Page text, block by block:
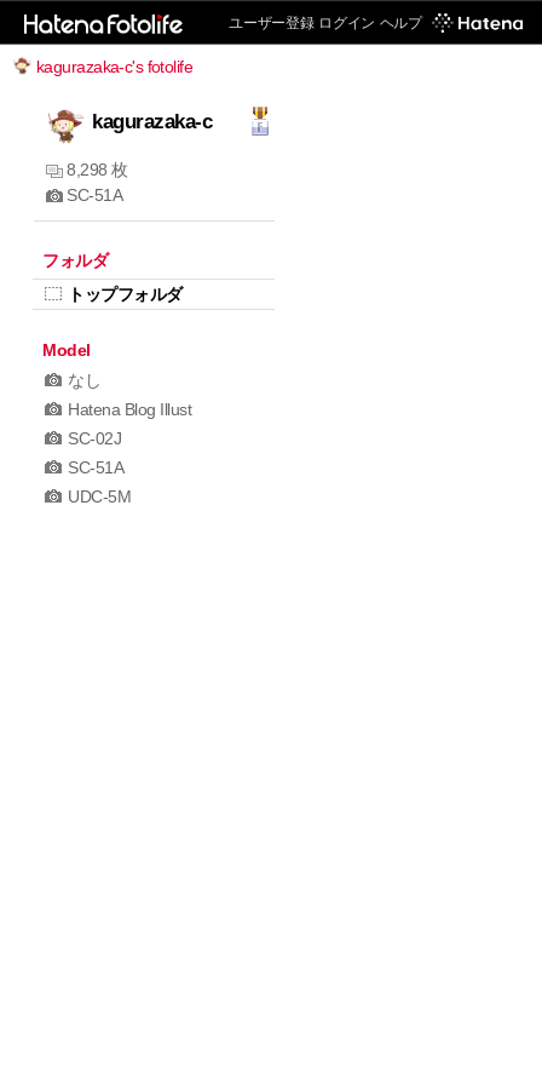
ユーザー登録 ログイン ヘルプ
kagurazaka-c's fotolife
kagurazaka-c
8,298 枚
SC-51A
フォルダ
トップフォルダ
Model
なし
Hatena Blog Illust
SC-02J
SC-51A
UDC-5M